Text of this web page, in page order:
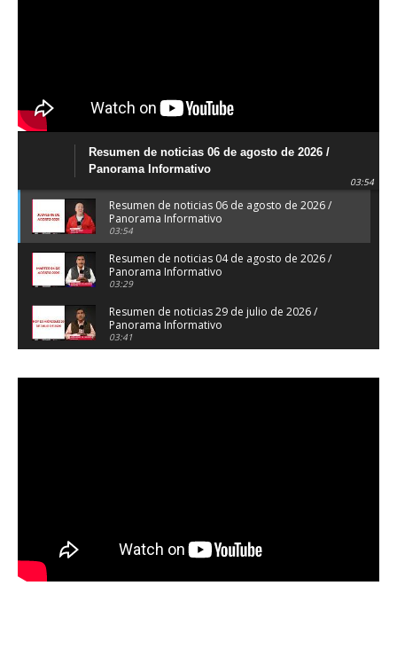
Resumen de noticias 06 de agosto de 2026 /
Panorama Informativo
03:54
Resumen de noticias 06 de agosto de 2026 /
Panorama Informativo
03:54
Resumen de noticias 04 de agosto de 2026 /
Panorama Informativo
03:29
Resumen de noticias 29 de julio de 2026 /
Panorama Informativo
03:41
Panorama Informativo